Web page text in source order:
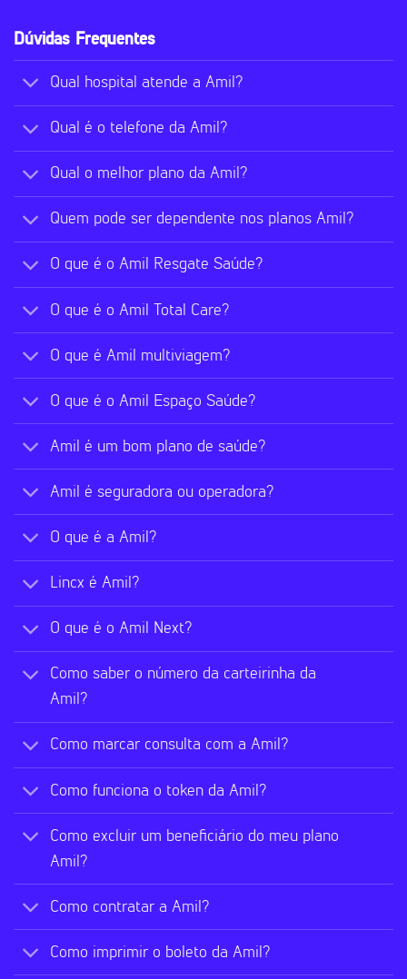
Dúvidas Frequentes
Qual hospital atende a Amil?
Qual é o telefone da Amil?
Qual o melhor plano da Amil?
Quem pode ser dependente nos planos Amil?
O que é o Amil Resgate Saúde?
O que é o Amil Total Care?
O que é Amil multiviagem?
O que é o Amil Espaço Saúde?
Amil é um bom plano de saúde?
Amil é seguradora ou operadora?
O que é a Amil?
Lincx é Amil?
O que é o Amil Next?
Como saber o número da carteirinha da
Amil?
Como marcar consulta com a Amil?
Como funciona o token da Amil?
Como excluir um beneficiário do meu plano
Amil?
Como contratar a Amil?
Como imprimir o boleto da Amil?